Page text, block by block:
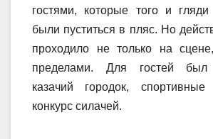
гостями, которые того и
были пуститься в пляс. Но
проходило не только на
пределами. Для гостей был
казачий городок,
конкурс силачей.